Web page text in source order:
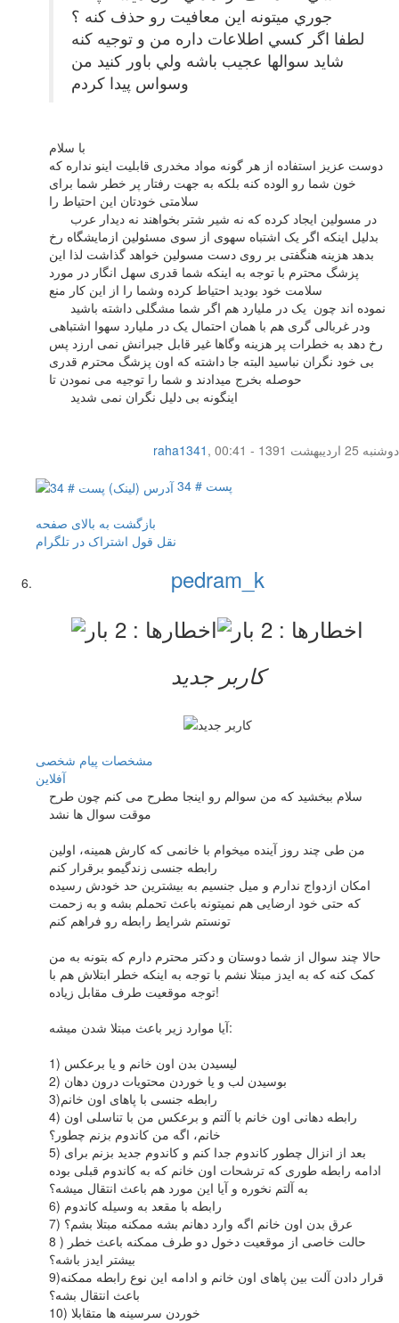
جوري ميتونه اين معافيت رو حذف كنه ؟
لطفا اگر كسي اطلاعات داره من و توجيه كنه
شايد سوالها عجيب باشه ولي باور كنيد من
وسواس پيدا كردم
با سلام
دوست عزیز استفاده از هر گونه مواد مخدری قابلیت اینو نداره که
خون شما رو الوده کنه بلکه به جهت رفتار پر خطر شما برای
سلامتی خودتان این احتیاط را
بدلیل اینکه اگر یک اشتباه سهوی از سوی مسئولین ازمایشگاه رخ
بدهد هزینه هنگفتی بر روی دست مسولین خواهد گذاشت لذا این
پزشگ محترم با توجه به اینکه شما قدری سهل انگار در مورد
سلامت خود بودید احتیاط کرده وشما را از این کار منع
ودر غربالی گری هم با همان احتمال یک در ملیارد سهوا اشتباهی
رخ دهد به خطرات پر هزینه وگاها غیر قابل جبرانش نمی ارزد پس
بی خود نگران نباسید البته جا داشته که اون پزشگ محترم قدری
حوصله بخرج میدادند و شما را توجیه می نمودن تا
اینگونه بی دلیل نگران نمی شدید
raha1341 ,
دوشنبه 25 اردیبهشت 1391 - 00:41
پست # 34
بازگشت به بالای صفحه
نقل قول اشتراک در تلگرام
pedram_k
کاربر جدید
مشخصات پیام شخصی
آفلاين
سلام ببخشید که من سوالم رو اینجا مطرح می کنم چون طرح
موقت سوال ها نشد
من طی چند روز آینده میخوام با خانمی که کارش همینه، اولین
رابطه جنسی زندگیمو برقرار کنم
امکان ازدواج ندارم و میل جنسیم به بیشترین حد خودش رسیده
که حتی خود ارضایی هم نمیتونه باعث تحملم بشه و به زحمت
تونستم شرایط رابطه رو فراهم کنم
حالا چند سوال از شما دوستان و دکتر محترم دارم که بتونه به من
کمک کنه که به ایدز مبتلا نشم با توجه به اینکه خطر ابتلاش هم با
توجه موقعیت طرف مقابل زیاده!
آیا موارد زیر باعث مبتلا شدن میشه:
1) لیسیدن بدن اون خانم و یا برعکس
2) بوسیدن لب و یا خوردن محتویات درون دهان
3)رابطه جنسی با پاهای اون خانم
4) رابطه دهانی اون خانم با آلتم و برعکس من با تناسلی اون
خانم، اگه من کاندوم بزنم چطور؟
5) بعد از انزال چطور کاندوم جدا کنم و کاندوم جدید بزنم برای
ادامه رابطه طوری که ترشحات اون خانم که به کاندوم قبلی بوده
به آلتم نخوره و آیا این مورد هم باعث انتقال میشه؟
6) رابطه با مقعد به وسیله کاندوم
7) عرق بدن اون خانم اگه وارد دهانم بشه ممکنه مبتلا بشم؟
8 ) حالت خاصی از موقعیت دخول دو طرف ممکنه باعث خطر
بیشتر ایدز باشه؟
9)قرار دادن آلت بین پاهای اون خانم و ادامه این نوع رابطه ممکنه
باعث انتقال بشه؟
10) خوردن سرسینه ها متقابلا